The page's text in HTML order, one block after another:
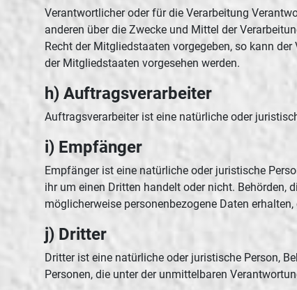
Verantwortlicher oder für die Verarbeitung
anderen über die Zwecke und Mittel der
Recht der Mitgliedstaaten vorgegeben, so kann
der Mitgliedstaaten vorgesehen werden.
h) Auftragsverarbeiter
Auftragsverarbeiter ist eine natürliche oder
i) Empfänger
Empfänger ist eine natürliche oder juristische
ihr um einen Dritten handelt oder nicht. Behörden,
möglicherweise personenbezogene Daten
j) Dritter
Dritter ist eine natürliche oder juristische Person,
Personen, die unter der unmittelbaren